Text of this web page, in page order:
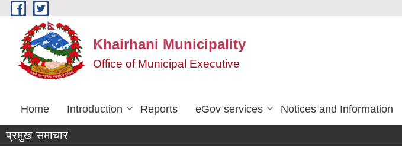
Skip to main content
Khairhani Municipality
Office of Municipal Executive
Home Introduction Reports eGov services Notices and Information
प्रमुख समाचार